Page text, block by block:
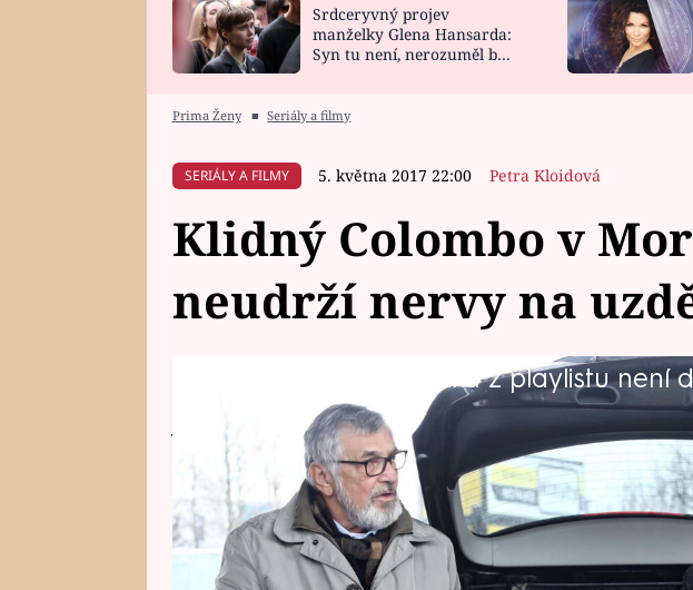
HOROSKOP NA
CELEBRITY
VAŘENÍ
Srdceryvný projev
manželky Glena Hansarda:
Syn tu není, nerozuměl by
Prima Ženy ■ Seriály a filmy
SERIÁLY A FILMY 5. května 2017 22:00 Petra Kloidová
Klidný Colombo v
neudrží nervy na
Žádná položka z playlistu není
Colombo má několik důvodů, proč odejít z
jeden velký...Co dalšího uvidíte na Primě ve 20.15